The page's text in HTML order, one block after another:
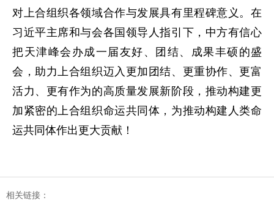
对上合组织各领域合作与发展具有里程碑意义。在
习近平主席和与会各国领导人指引下，中方有信心
把天津峰会办成一届友好、团结、成果丰硕的盛
会，助力上合组织迈入更加团结、更重协作、更富
活力、更有作为的高质量发展新阶段，推动构建更
加紧密的上合组织命运共同体，为推动构建人类命
运共同体作出更大贡献！
相关链接：